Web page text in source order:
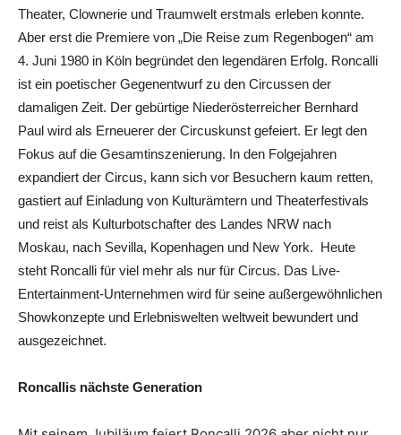
Theater, Clownerie und Traumwelt erstmals erleben konnte.
Aber erst die Premiere von „Die Reise zum Regenbogen“ am
4. Juni 1980 in Köln begründet den legendären Erfolg. Roncalli
ist ein poetischer Gegenentwurf zu den Circussen der
damaligen Zeit. Der gebürtige Niederösterreicher Bernhard
Paul wird als Erneuerer der Circuskunst gefeiert. Er legt den
Fokus auf die Gesamtinszenierung. In den Folgejahren
expandiert der Circus, kann sich vor Besuchern kaum retten,
gastiert auf Einladung von Kulturämtern und Theaterfestivals
und reist als Kulturbotschafter des Landes NRW nach
Moskau, nach Sevilla, Kopenhagen und New York. Heute
steht Roncalli für viel mehr als nur für Circus. Das Live-
Entertainment-Unternehmen wird für seine außergewöhnlichen
Showkonzepte und Erlebniswelten weltweit bewundert und
ausgezeichnet.
Roncallis nächste Generation